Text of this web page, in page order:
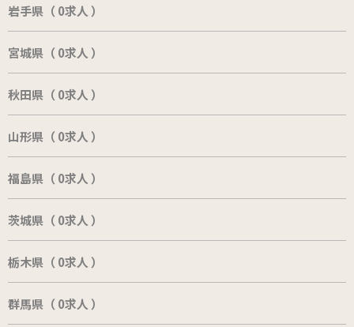
岩手県（ 0求人 ）
宮城県（ 0求人 ）
秋田県（ 0求人 ）
山形県（ 0求人 ）
福島県（ 0求人 ）
茨城県（ 0求人 ）
栃木県（ 0求人 ）
群馬県（ 0求人 ）